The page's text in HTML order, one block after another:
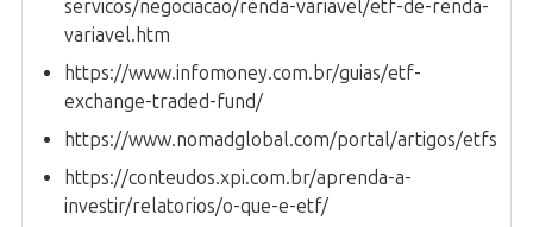
servicos/negociacao/renda-variavel/etf-de-renda-
variavel.htm
https://www.infomoney.com.br/guias/etf-
exchange-traded-fund/
https://www.nomadglobal.com/portal/artigos/etfs
https://conteudos.xpi.com.br/aprenda-a-
investir/relatorios/o-que-e-etf/